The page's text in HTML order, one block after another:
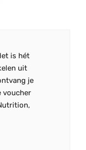
is hét
uit
je
voucher